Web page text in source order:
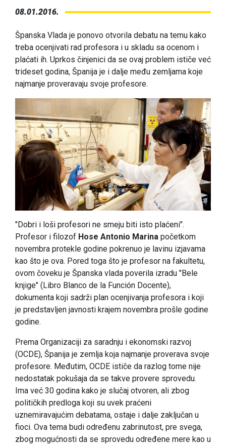
08.01.2016.
Španska Vlada je ponovo otvorila debatu na temu kako
treba ocenjivati rad profesora i u skladu sa ocenom i
plaćati ih. Uprkos činjenici da se ovaj problem ističe već
trideset godina, Španija je i dalje među zemljama koje
najmanje proveravaju svoje profesore.
"Dobri i loši profesori ne smeju biti isto plaćeni".
Profesor i filozof Hose Antonio Marina početkom
novembra protekle godine pokrenuo je lavinu izjavama
kao što je ova. Pored toga što je profesor na fakultetu,
ovom čoveku je Španska vlada poverila izradu "Bele
knjige" (Libro Blanco de la Función Docente),
dokumenta koji sadrži plan ocenjivanja profesora i koji
je predstavljen javnosti krajem novembra prošle godine
godine.
Prema Organizaciji za saradnju i ekonomski razvoj
(OCDE), Španija je zemlja koja najmanje proverava svoje
profesore. Međutim, OCDE ističe da razlog tome nije
nedostatak pokušaja da se takve provere sprovedu.
Ima već 30 godina kako je slučaj otvoren, ali zbog
političkih predloga koji su uvek praćeni
uznemiravajućim debatama, ostaje i dalje zaključan u
fioci. Ova tema budi određenu zabrinutost, pre svega,
zbog mogućnosti da se sprovedu određene mere kao u